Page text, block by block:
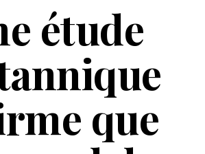
étude
que